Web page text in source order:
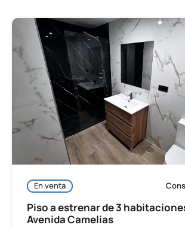
En venta
Piso a estrenar de 3
Avenida Camelias